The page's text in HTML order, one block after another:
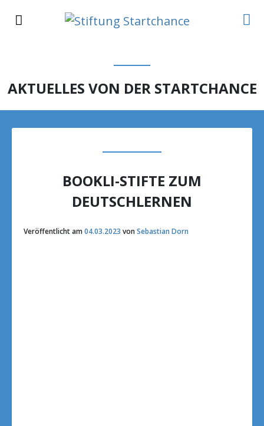
AKTUELLES VON DER STARTCHANCE
BOOKLI-STIFTE ZUM
DEUTSCHLERNEN
Veröffentlicht am04.03.2023 vonSebastian Dorn